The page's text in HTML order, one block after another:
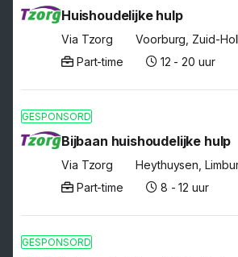
Huishoudelijke hulp
Via Tzorg
Voorburg, Zuid-
Part-time
12 - 20 uur
GESPONSORD
Bijbaan huishoudelijke hulp
Via Tzorg
Heythuysen,
Part-time
8 - 12 uur
GESPONSORD